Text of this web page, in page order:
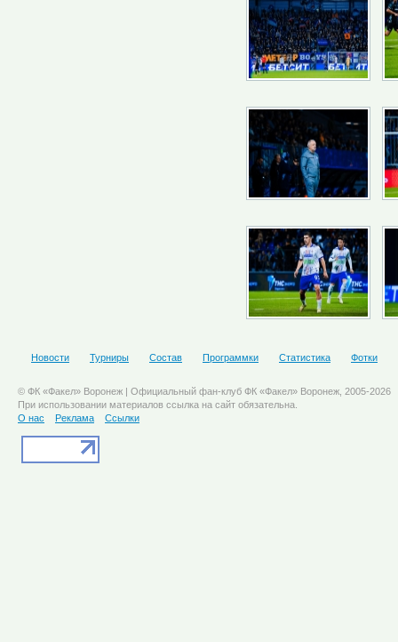
Новости Турниры Состав Программки Статистика Фотки
© ФК «Факел» Воронеж | Официальный фан-клуб ФК «Факел» Воронеж, 2005-2026
При использовании материалов ссылка на сайт обязательна.
О нас
Реклама Ссылки